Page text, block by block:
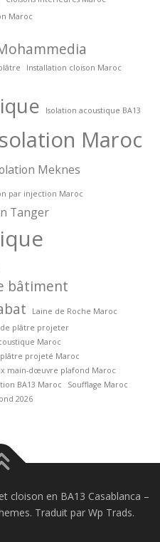
Maroc
Installation cloison Maroc
Isolation acoustique BA13
Maroc
Meknes
par injection Maroc
Tanger
bâtiment
Laine de Roche Maroc
plâtre projeter
Maroc
plâtre projeté Maroc
main-dœuvre plafond Maroc
BA13 Maroc
Soufflage Maroc
2026
cloison en BA13 Casablanca –
Traduit par Wp Trads.